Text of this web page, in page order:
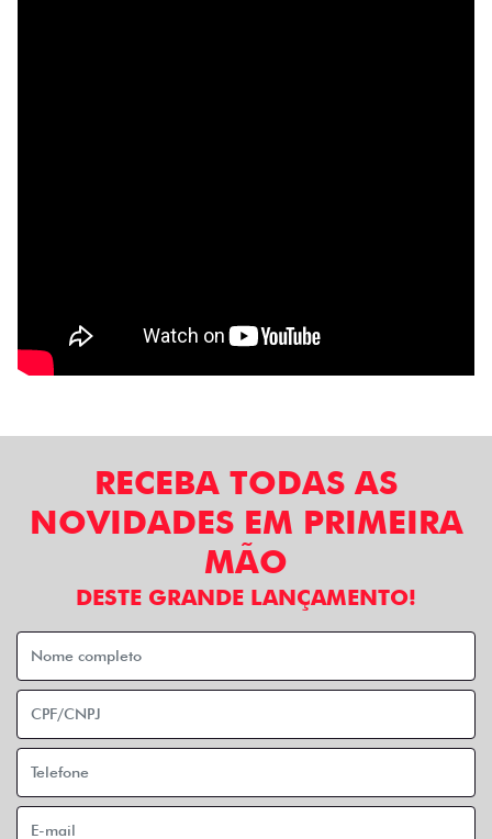
RECEBA TODAS AS
NOVIDADES EM PRIMEIRA
MÃO
DESTE GRANDE LANÇAMENTO!